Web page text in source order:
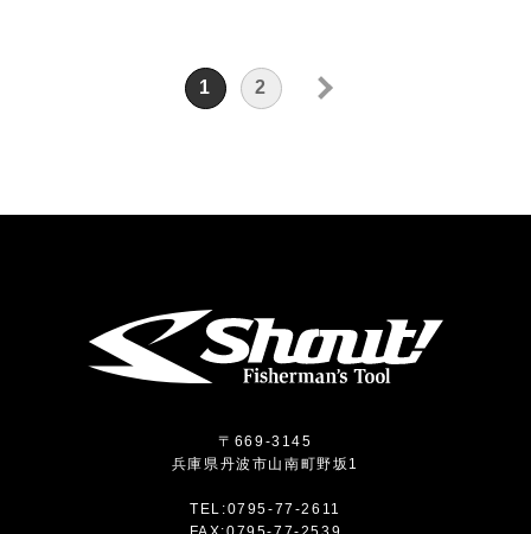
1 2
»
〒669-3145
兵庫県丹波市山南町野坂1
TEL:0795-77-2611